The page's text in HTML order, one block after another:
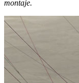
montaje.